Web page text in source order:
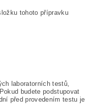
tohoto přípravku
laboratorních testů,
budete podstupovat
před provedením testu je